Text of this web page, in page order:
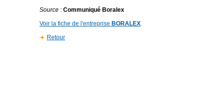
Source : Communiqué Boralex
Voir la fiche de l'entreprise BORALEX
Retour